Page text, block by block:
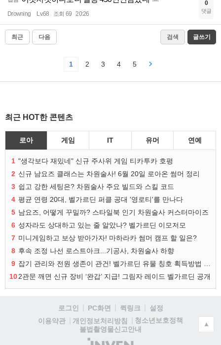
Drowning Lv.68 조회 69 20:26
0
댓글
최근 다음 검색 글쓰기
1 2 3 4 5
최근 HOT한 콘텐츠
로아 게임 IT 유머 연예
1 "생각보다 재밌네" 신규 주사위 게임 티카투카 호평
2 신규 남요즈 클래스는 차원술사! 6월 20일 로아온 썸머 정리
3 쉽고 강한 세팅은? 차원술사 주요 빌드와 스킬 코드
4 평균 연령 20대, 벨가르딘 퍼클 공대 '영로티'를 만나다
5 남요즈, 어떻게 꾸밀까? 스타일북 인기 차원술사 커스터마이즈
6 성자라도 상대하고 있는 줄 알았나? 벨가르딘 이모저모
7 미니게임하고 보상 받아가자! 마하라카 썸머 캠프 할 일은?
8 후속 조정 나선 로스트아크...기공사, 차원술사 하향
9
102관문 깨면 신규 장비 ‘완갑’ 지급! 그림자 레이드 벨가르딘 공개
로그인 PC화면 퀵링크
설정
이용약관
개인정보처리방침
청소년보호정책
불법촬영물신고안내
(주)
▲